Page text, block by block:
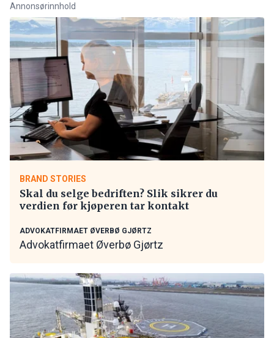
Annonsørinnhold
BRAND STORIES
Skal du selge bedriften? Slik sikrer du
verdien før kjøperen tar kontakt
ADVOKATFIRMAET ØVERBØ GJØRTZ
Advokatfirmaet Øverbø Gjørtz